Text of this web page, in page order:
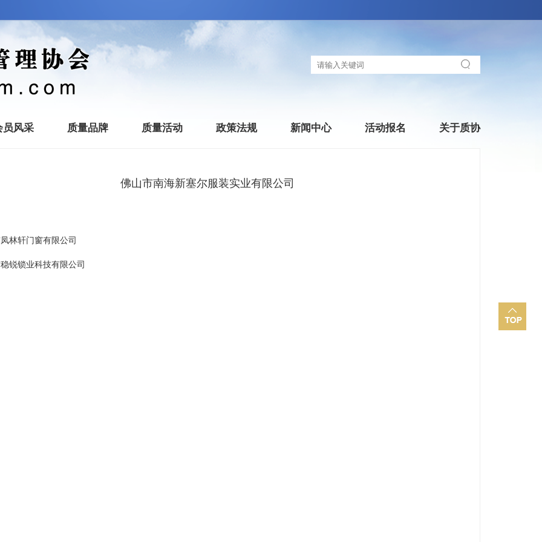
员风采 质量品牌 质量活动 政策法规 新闻中心 活动报名 关于质协
佛山市南海新塞尔服装实业有限公司
林轩门窗有限公司
锐锁业科技有限公司